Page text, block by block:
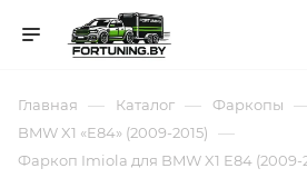
Главная — Каталог — Фаркопы
BMW X1 «E84» (2009-2015) —
Фаркоп Imiola для BMW X1 E84 (2009-